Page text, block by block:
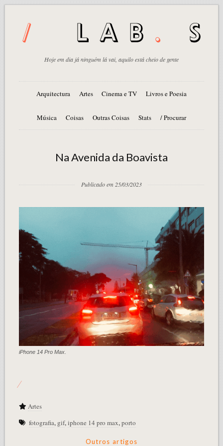
Hoje em dia já ninguém lá vai, aquilo está cheio de gente
Arquitectura Artes Cinema e TV Livros e Poesia
Música Coisas Outras Coisas Stats / Procurar
Na Avenida da Boavista
Publicado em 25/03/2023
iPhone 14 Pro Max.
Artes
fotografia, gif,iphone 14 pro max,porto
Outros artigos